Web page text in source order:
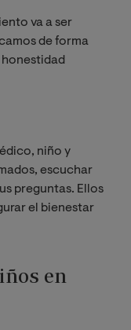
va a ser
de forma
honestidad
niño y
escuchar
preguntas. Ellos
el bienestar
en